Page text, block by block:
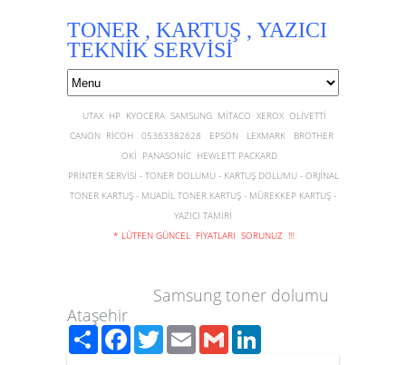
TONER , KARTUŞ , YAZICI
TEKNİK SERVİSİ
UTAX HP KYOCERA SAMSUNG MİTACO XEROX OLİVETTİ
CANON RİCOH 05363382628 EPSON LEXMARK BROTHER
OKİ PANASONİC HEWLETT PACKARD
PRİNTER SERVİSİ - TONER DOLUMU - KARTUŞ DOLUMU - ORJİNAL
TONER KARTUŞ - MUADİL TONER KARTUŞ - MÜREKKEP KARTUŞ -
YAZICI TAMİRİ
* LÜTFEN GÜNCEL FİYATLARI SORUNUZ !!!
Samsung toner dolumu
Ataşehir
PaylaşFacebook
TwitterEmailGmail